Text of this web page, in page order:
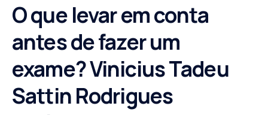
O que levar em conta
antes de fazer um
exame? Vinicius Tadeu
Sattin Rodrigues